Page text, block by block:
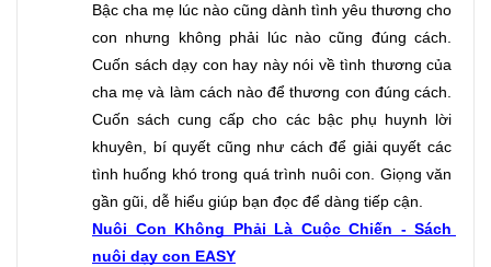
Bậc cha mẹ lúc nào cũng dành tình yêu thương cho
con nhưng không phải lúc nào cũng đúng cách.
Cuốn sách dạy con hay này nói về tình thương của
cha mẹ và làm cách nào để thương con đúng cách.
Cuốn sách cung cấp cho các bậc phụ huynh lời
khuyên, bí quyết cũng như cách để giải quyết các
tình huống khó trong quá trình nuôi con. Giọng văn
gần gũi, dễ hiểu giúp bạn đọc để dàng tiếp cận.
Nuôi Con Không Phải Là Cuộc Chiến - Sách
nuôi dạy con EASY